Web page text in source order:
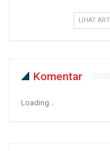
LIHAT
Komentar
Loading...